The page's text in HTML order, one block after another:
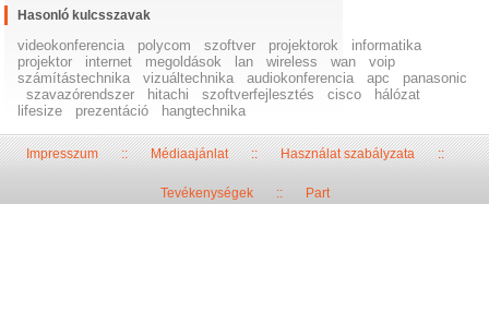
Hasonló kulcsszavak
videokonferencia polycom szoftver projektorok
informatika
projektor
internet megoldások lan wireless wan
voip
számítástechnika
vizuáltechnika audiokonferencia apc
panasonic
szavazórendszer
hitachi szoftverfejlesztés cisco
hálózat
lifesize
prezentáció hangtechnika
Impresszum::Médiaajánlat::Használat szabályzata::
Tevékenységek:: Part